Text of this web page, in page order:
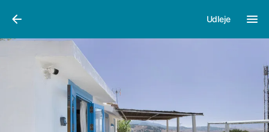
Udleje
Billeder